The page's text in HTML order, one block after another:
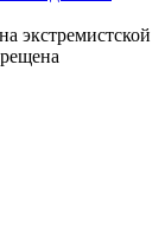
экстремистской